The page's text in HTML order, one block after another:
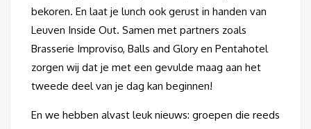
bekoren. En laat je lunch ook gerust in handen van
Leuven Inside Out. Samen met partners zoals
Brasserie Improviso, Balls and Glory en Pentahotel
zorgen wij dat je met een gevulde maag aan het
tweede deel van je dag kan beginnen!
En we hebben alvast leuk nieuws: groepen die reeds